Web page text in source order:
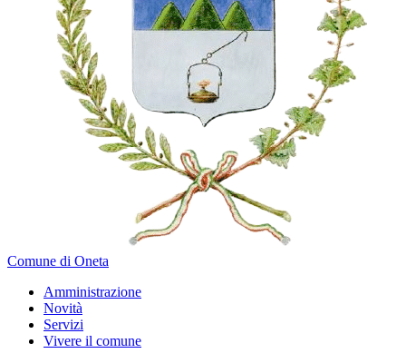
Comune di Oneta
Amministrazione
Novità
Servizi
Vivere il comune